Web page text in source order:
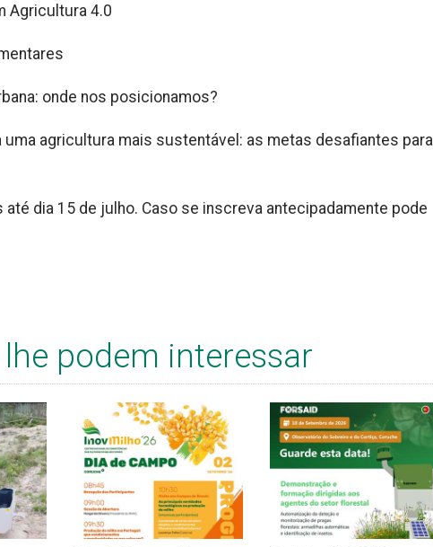
Agricultura 4.0
onde nos posicionamos?
uma agricultura mais sustentável: as metas desafiantes para
dia 15 de julho. Caso se inscreva antecipadamente pode
podem interessar